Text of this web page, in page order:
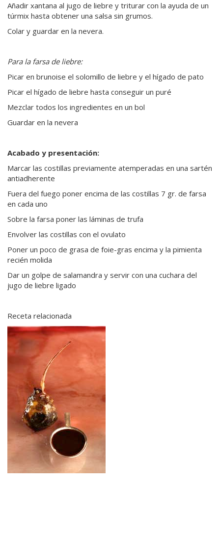
Añadir xantana al jugo de liebre y triturar con la ayuda de un
túrmix hasta obtener una salsa sin grumos.
Colar y guardar en la nevera.
Para la farsa de liebre:
Picar en brunoise el solomillo de liebre y el hígado de pato
Picar el hígado de liebre hasta conseguir un puré
Mezclar todos los ingredientes en un bol
Guardar en la nevera
Acabado y presentación:
Marcar las costillas previamente atemperadas en una sartén
antiadherente
Fuera del fuego poner encima de las costillas 7 gr. de farsa
en cada uno
Sobre la farsa poner las láminas de trufa
Envolver las costillas con el ovulato
Poner un poco de grasa de foie-gras encima y la pimienta
recién molida
Dar un golpe de salamandra y servir con una cuchara del
jugo de liebre ligado
Receta relacionada